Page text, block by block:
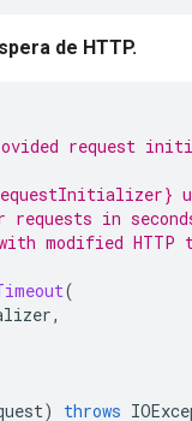
de HTTP.
request
requests in
modified HTTP
(
,
) throws